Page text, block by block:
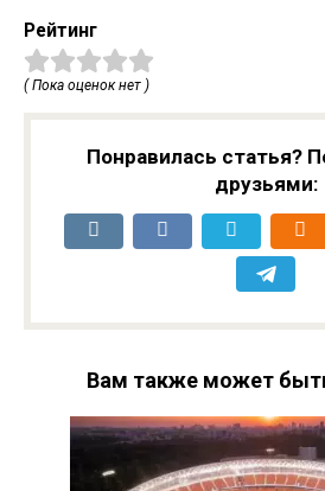
Рейтинг
( Пока оценок нет )
Понравилась статья?
друзьями:
Вам также может